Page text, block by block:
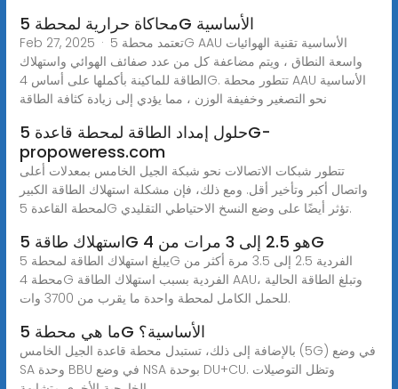
محاكاة حرارية لمحطة 5G الأساسية
Feb 27, 2025 · تعتمد محطة 5G AAU الأساسية تقنية الهوائيات
واسعة النطاق ، ويتم مضاعفة كل من عدد صفائف الهوائي واستهلاك
الطاقة للماكينة بأكملها على أساس 4G. تتطور محطة AAU الأساسية
نحو التصغير وخفيفة الوزن ، مما يؤدي إلى زيادة كثافة الطاقة
حلول إمداد الطاقة لمحطة قاعدة 5G-
propoweress.com
تتطور شبكات الاتصالات نحو شبكة الجيل الخامس بمعدلات أعلى
واتصال أكبر وتأخير أقل. ومع ذلك، فإن مشكلة استهلاك الطاقة الكبير
لمحطة القاعدة 5G تؤثر أيضًا على وضع النسخ الاحتياطي التقليدي.
استهلاك طاقة 5G هو 2.5 إلى 3 مرات من 4G
يبلغ استهلاك الطاقة لمحطة 5G الفردية 2.5 إلى 3.5 مرة أكثر من
محطة 4G الفردية بسبب استهلاك الطاقة AAU، وتبلغ الطاقة الحالية
للحمل الكامل لمحطة واحدة ما يقرب من 3700 وات.
ما هي محطة 5G الأساسية؟
بالإضافة إلى ذلك، تستبدل محطة قاعدة الجيل الخامس (5G) في وضع
SA وحدة BBU في وضع NSA بوحدة DU+CU. وتظل التوصيلات